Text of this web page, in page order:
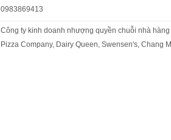
0983869413
Công ty kinh doanh nhượng quyền chuỗi nhà
Pizza Company, Dairy Queen, Swensen's, Chang